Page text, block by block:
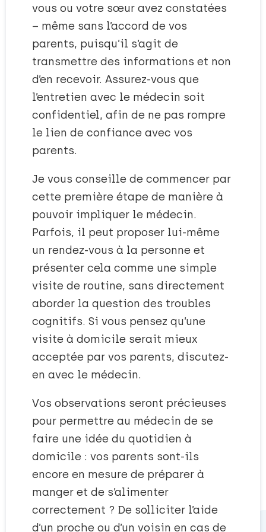
vous ou votre sœur avez constatées
– même sans l’accord de vos
parents, puisqu’il s’agit de
transmettre des informations et non
d’en recevoir. Assurez-vous que
l’entretien avec le médecin soit
confidentiel, afin de ne pas rompre
le lien de confiance avec vos
parents.
Je vous conseille de commencer par
cette première étape de manière à
pouvoir impliquer le médecin.
Parfois, il peut proposer lui-même
un rendez-vous à la personne et
présenter cela comme une simple
visite de routine, sans directement
aborder la question des troubles
cognitifs. Si vous pensez qu’une
visite à domicile serait mieux
acceptée par vos parents, discutez-
en avec le médecin.
Vos observations seront précieuses
pour permettre au médecin de se
faire une idée du quotidien à
domicile : vos parents sont-ils
encore en mesure de préparer à
manger et de s’alimenter
correctement ? De solliciter l’aide
d’un proche ou d’un voisin en cas de